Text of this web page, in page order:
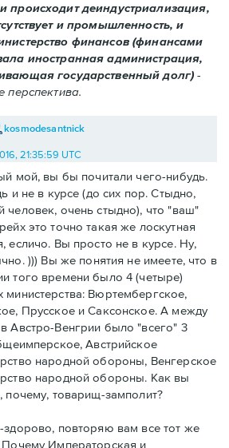
происходит деиндустриализация,
и промышленность, и
финансов (финансами
иностранная администрация,
государственный долг)-
перспектива.
kosmodesantnick
21:35:59 UTC
мой, вы бы почитали чего-нибудь.
и не в курсе (до сих пор. Стыдно,
человек, очень стыдно), что "ваш"
это точно такая же лоскутная
есличо. Вы просто не в курсе. Ну,
))) Вы же понятия не имеете, что в
того времени было 4 (четыре)
министерства: Вюртембергское,
Прусское и Саксонское. А между
Австро-Венгрии было "всего" 3
Австрийское
народной обороны, Венгерское
народной обороны. Как вы
почему, товарищ-замполит?
здорово, повторяю вам все тот же
Почему Императорская и